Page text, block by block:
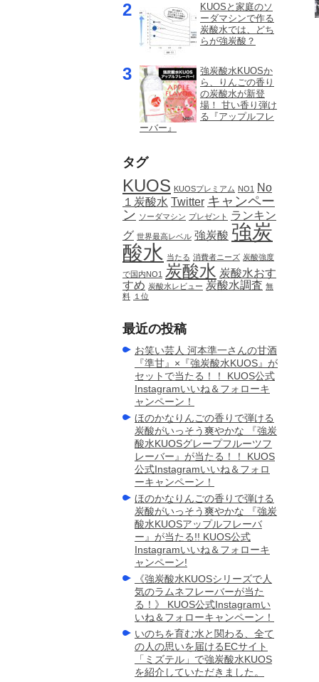
KUOSと家庭のソ
ーダマシンで作る
炭酸水では、どち
らが強炭酸？
強炭酸水KUOSか
ら、りんごの香り
の炭酸水が新登
場！ 甘い香り弾け
る『アップルフレ
ーバー』
タグ
KUOS KUOSプレミアム NO1
No
１炭酸水 Twitter キャンペー
ン ソーダマシン プレゼント ランキン
グ 世界最高レベル 強炭酸 強炭
酸水 当たる 消費者ニーズ 炭酸強度
で国内NO1 炭酸水 炭酸水おす
すめ 炭酸水レビュー 炭酸水調査 無
料 １位
最近の投稿
お笑い芸人 河本準一さんの甘酒
『準甘』×『強炭酸水KUOS』が
セットで当たる！！ KUOS公式
Instagramいいね＆フォローキ
ャンペーン！
ほのかなりんごの香りで弾ける
炭酸がいっそう爽やかな 『強炭
酸水KUOSグレープフルーツフ
レーバー』が当たる！！ KUOS
公式Instagramいいね＆フォロ
ーキャンペーン！
ほのかなりんごの香りで弾ける
炭酸がいっそう爽やかな 『強炭
酸水KUOSアップルフレーバ
ー』が当たる!! KUOS公式
Instagramいいね＆フォローキ
ャンペーン!
《強炭酸水KUOSシリーズで人
気のラムネフレーバーが当た
る！》 KUOS公式Instagramい
いね＆フォローキャンペーン！
いのちを育む水と関わる、全て
の人の思いを届けるECサイト
「ミズテル」で強炭酸水KUOS
を紹介していただきました。